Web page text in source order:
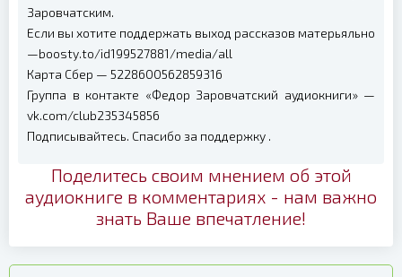
Заровчатским.
Если вы хотите поддержать выход рассказов матерьяльно
—boosty.to/id199527881/media/all
Карта Сбер — 5228600562859316
Группа в контакте «Федор Заровчатский аудиокниги» —
vk.com/club235345856
Подписывайтесь. Спасибо за поддержку .
Поделитесь своим мнением об этой
аудиокниге в комментариях - нам важно
знать Ваше впечатление!